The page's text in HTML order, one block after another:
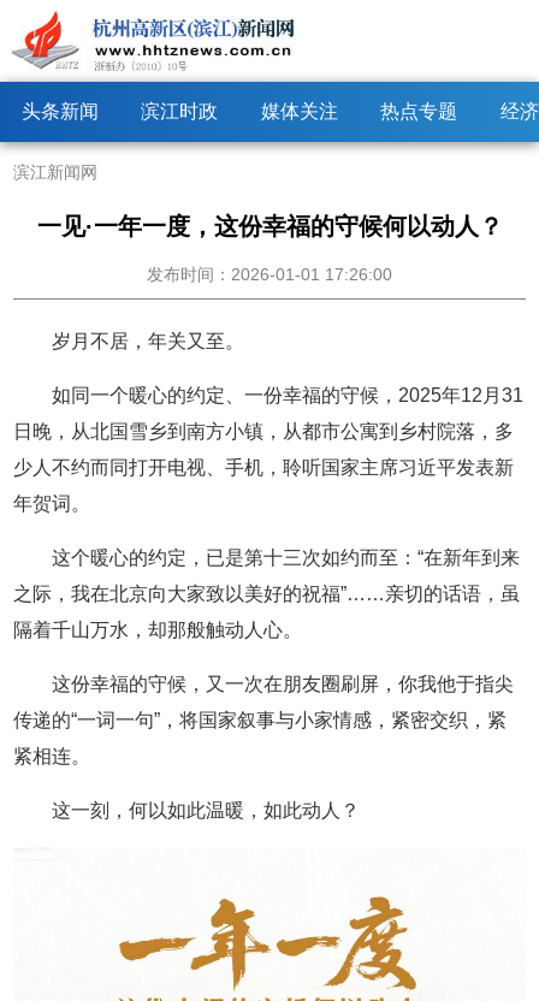
头条新闻 滨江时政 媒体关注 热点专题 经
滨江新闻网
一见·一年一度，这份幸福的守候何以动人？
发布时间：2026-01-01 17:26:00
岁月不居，年关又至。
如同一个暖心的约定、一份幸福的守候，2025年12月31
日晚，从北国雪乡到南方小镇，从都市公寓到乡村院落，多
少人不约而同打开电视、手机，聆听国家主席习近平发表新
年贺词。
这个暖心的约定，已是第十三次如约而至：“在新年到来
之际，我在北京向大家致以美好的祝福”……亲切的话语，虽
隔着千山万水，却那般触动人心。
这份幸福的守候，又一次在朋友圈刷屏，你我他于指尖
传递的“一词一句”，将国家叙事与小家情感，紧密交织，紧
紧相连。
这一刻，何以如此温暖，如此动人？